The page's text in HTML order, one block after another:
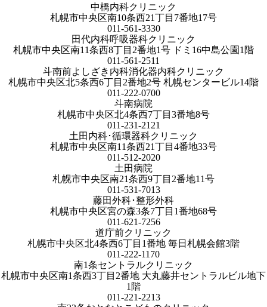
中橋内科クリニック
札幌市中央区南10条西21丁目7番地17号
011-561-3330
田代内科呼吸器科クリニック
札幌市中央区南11条西8丁目2番地1号 ドミ16中島公園1階
011-561-2511
斗南前よしざき内科消化器内科クリニック
札幌市中央区北5条西6丁目2番地2号 札幌センタービル14階
011-222-0700
斗南病院
札幌市中央区北4条西7丁目3番地8号
011-231-2121
土田内科･循環器科クリニック
札幌市中央区南11条西21丁目4番地33号
011-512-2020
土田病院
札幌市中央区南21条西9丁目2番地11号
011-531-7013
藤田外科･整形外科
札幌市中央区宮の森3条7丁目1番地68号
011-621-7256
道庁前クリニック
札幌市中央区北4条西6丁目1番地 毎日札幌会館3階
011-222-1170
南1条セントラルクリニック
札幌市中央区南1条西3丁目2番地 大丸藤井セントラルビル地下
1階
011-221-2213